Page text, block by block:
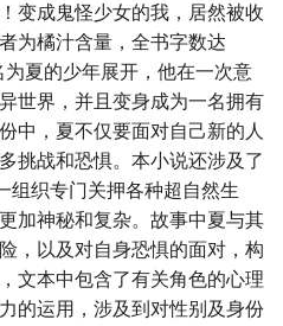
变成鬼怪少女的我，居然被收
为橘汁含量，全书字数达
夏的少年展开，他在一次意
世界，并且变身成为一名拥有
中，夏不仅要面对自己新的人
挑战和恐惧。本小说还涉及了
组织专门关押各种超自然生
加神秘和复杂。故事中夏与其
，以及对自身恐惧的面对，构
文本中包含了有关角色的心理
的运用，涉及到对性别及身份